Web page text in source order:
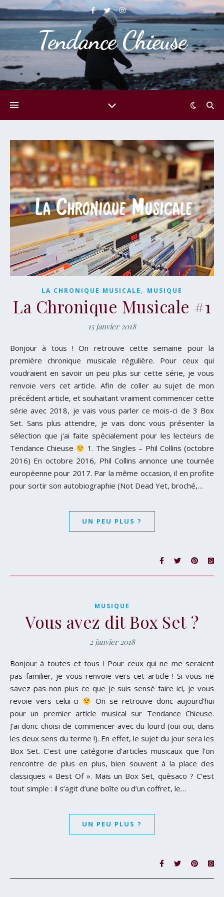
Tendance Chieuse
LA CHRONIQUE MUSICALE , MUSIQUE
La Chronique Musicale #1
15 janvier 2018
Bonjour à tous ! On retrouve cette semaine pour la
première chronique musicale régulière. Pour ceux qui
voudraient en savoir un peu plus sur cette série, je vous
renvoie vers cet article. Afin de coller au sujet de mon
précédent article, et souhaitant vraiment commencer cette
série avec 2018, je vais vous parler ce mois-ci de 3 Box
Set. Sans plus attendre, je vais donc vous présenter la
sélection que j'ai faite spécialement pour les lecteurs de
Tendance Chieuse
1. The Singles – Phil Collins (octobre
2016) En octobre 2016, Phil Collins annonce une tournée
européenne pour 2017. Par la même occasion, il en profite
pour sortir son autobiographie (Not Dead Yet, broché,…
UN PEU PLUS ?
MUSIQUE
Vous avez dit Box Set ?
2 janvier 2018
Bonjour à toutes et tous ! Pour ceux qui ne me seraient
pas familier, je vous renvoie vers cet article ! Si vous ne
savez pas non plus ce que je suis sensé faire ici, je vous
revoie vers celui-ci
On se retrouve donc aujourd’hui
pour un premier article musical sur Tendance Chieuse.
J'ai donc choisi de commencer avec du lourd (oui oui, dans
les deux sens du terme !). En effet, le sujet du jour sera les
Box Set. C'est une catégorie d’articles musicaux que l’on
rencontre de plus en plus, bien souvent à la place des
classiques « Best Of ». Mais un Box Set, quèsaco ? C’est
tout simple : il s’agit d’une boîte ou d’un coffret, le…
UN PEU PLUS ?